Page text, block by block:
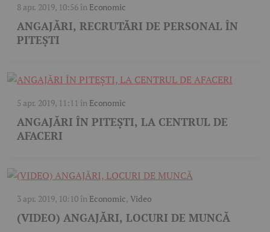
8 apr. 2019, 10:56în Economic
ANGAJĂRI, RECRUTĂRI DE PERSONAL ÎN
PITEȘTI
5 apr. 2019, 11:11 în Economic
ANGAJĂRI ÎN PITEȘTI, LA CENTRUL DE
AFACERI
3 apr. 2019, 10:10în Economic, Video
(VIDEO) ANGAJĂRI, LOCURI DE MUNCĂ